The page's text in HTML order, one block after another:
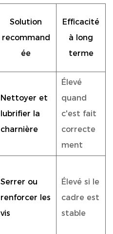
Solution
recommand
ée
Efficacité
à long
terme
Nettoyer et
lubrifier la
charnière
Élevé
quand
c'est fait
correcte
ment
Serrer ou
renforcer les
vis
Élevé si le
cadre est
stable